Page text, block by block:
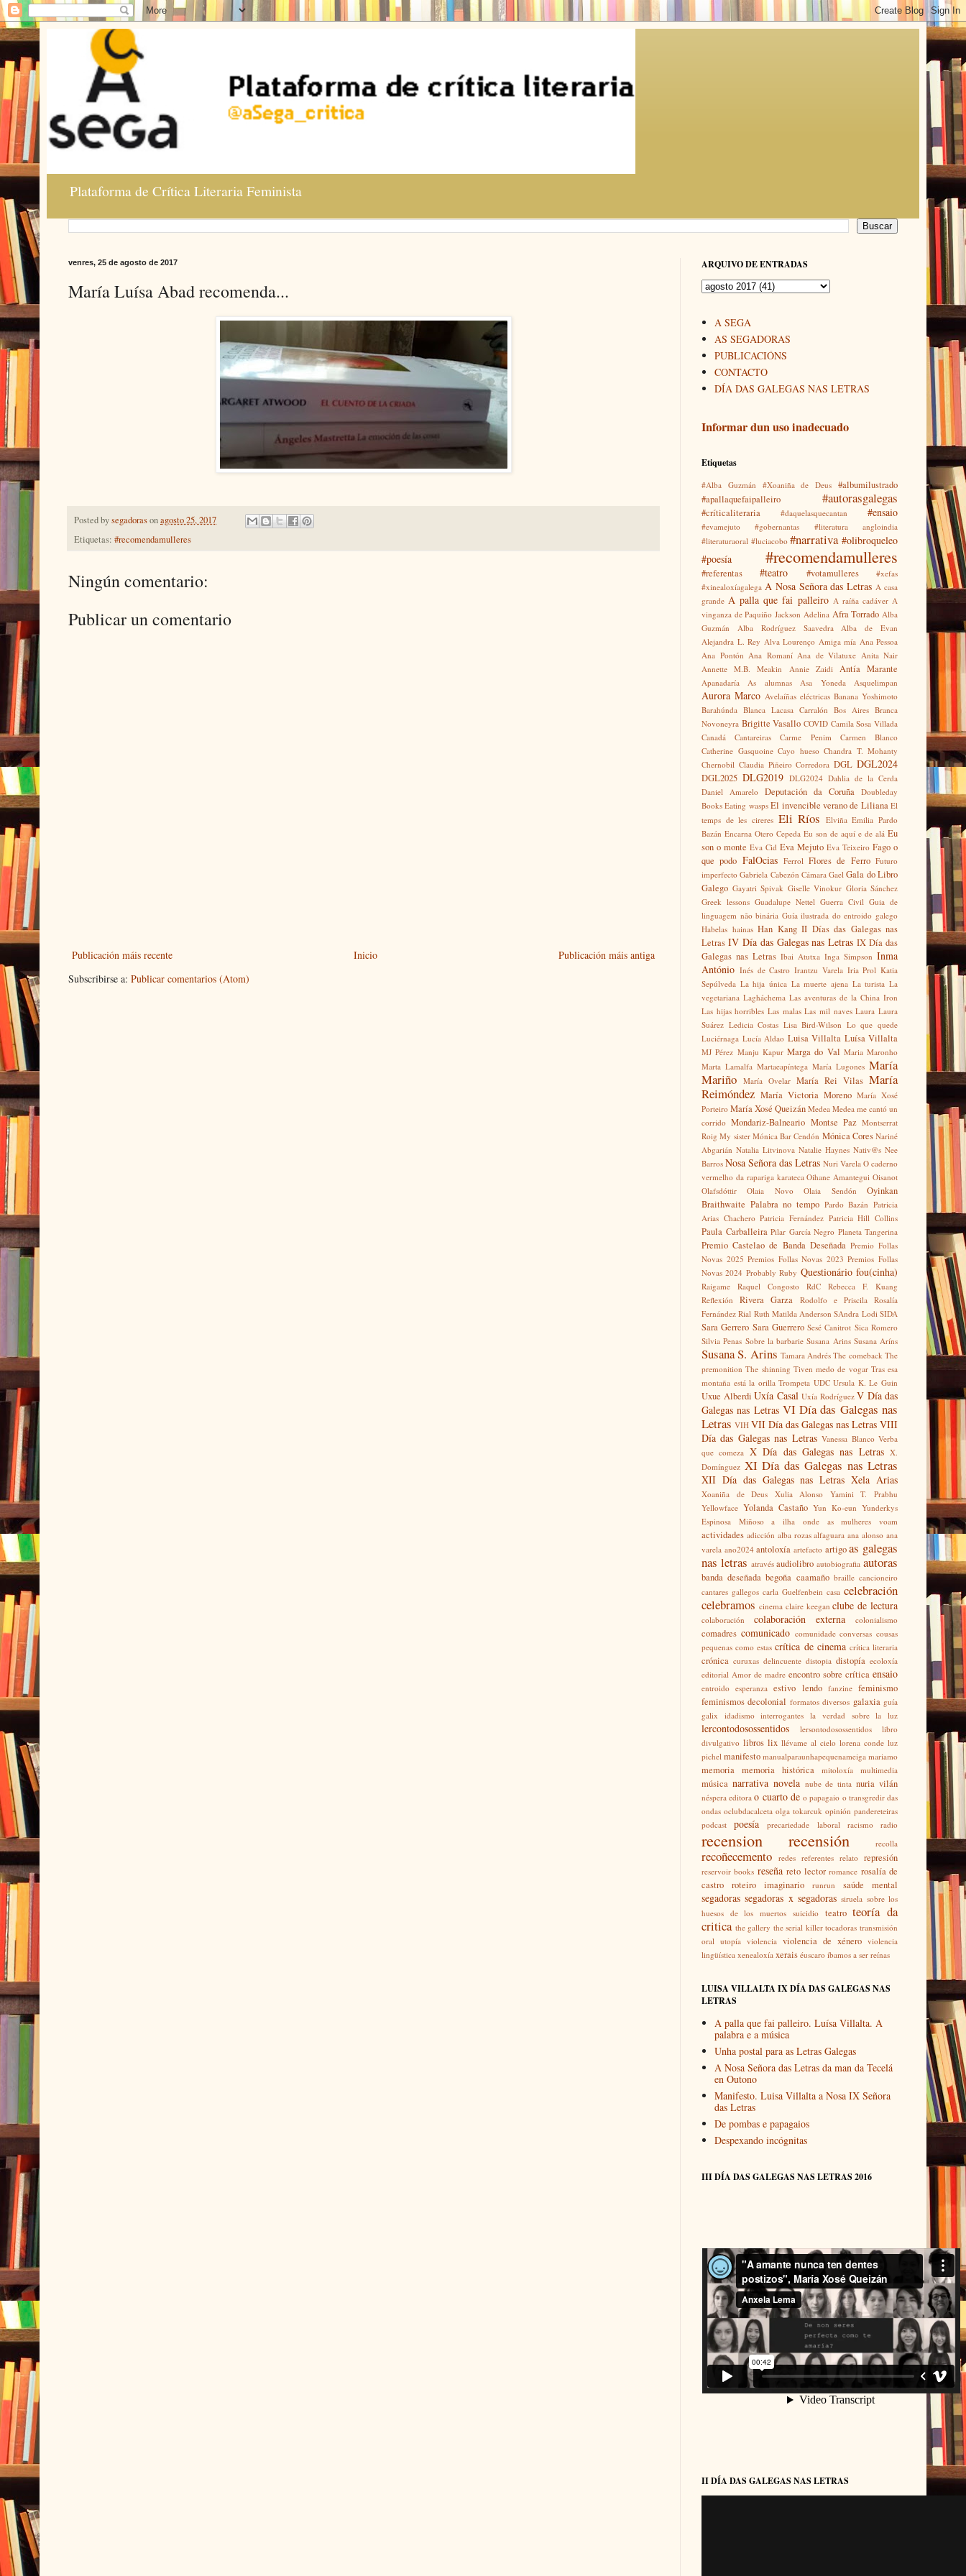
Plataforma de Crítica Literaria Feminista
venres, 25 de agosto de 2017
María Luísa Abad recomenda...
Posted bysegadorasonagosto 25, 2017
Etiquetas: #recomendamulleres
Ningún comentario:
Publicar un comentario
Publicación máis recente Publicación máis antiga
Inicio
Subscribirse a: Publicar comentarios (Atom)
ARQUIVO DE ENTRADAS
A SEGA
AS SEGADORAS
PUBLICACIÓNS
CONTACTO
DÍA DAS GALEGAS NAS LETRAS
Informar dun uso inadecuado
Etiquetas
#Alba Guzmán #Xoaniña de Deus
#albumilustrado
#apallaquefaipalleiro
#autorasgalegas
#críticaliteraria #daquelasquecantan #ensaio
#evamejuto #gobernantas
#literatura angloindia
#literaturaoral #luciacobo #narrativa #olibroqueleo
#poesía
#recomendamulleres
#referentas #teatro #votamulleres
#xefas
#xinealoxíagalega A Nosa Señora das Letras A casa
grande A palla que fai palleiro A raíña cadáver A
vinganza de Paquiño Jackson Adelina Afra Torrado Alba
Guzmán
Alba Rodríguez Saavedra
Alba de Evan
Alejandra L. Rey Alva Lourenço Amiga mía Ana Pessoa
Ana Pontón Ana Romaní Ana de Vilatuxe Anita Nair
Annette M.B. Meakin
Annie Zaidi Antía Marante
Apanadaría As alumnas Asa Yoneda Asquelimpan
Aurora Marco Avelaíñas eléctricas Banana Yoshimoto
Barahúnda Blanca Lacasa Carralón Bos Aires Branca
Novoneyra Brigitte Vasallo COVID Camila Sosa Villada
Canadá
Cantareiras Carme Penim
Carmen Blanco
Catherine Gasquoine Cayo hueso Chandra T. Mohanty
Chernobil Claudia Piñeiro Corredora DGL DGL2024
DGL2025 DLG2019 DLG2024 Dahlia de la Cerda
Daniel Amarelo Deputación da Coruña Doubleday
Books Eating wasps El invencible verano de Liliana El
temps de les cireres Eli Ríos Elviña Emilia Pardo
Bazán Encarna Otero Cepeda Eu son de aquí e de alá Eu
son o monte Eva Cid Eva Mejuto Eva Teixeiro Fago o
que podo FalOcias Ferrol Flores de Ferro Futuro
imperfecto Gabriela Cabezón Cámara Gael Gala do Libro
Galego Gayatri Spivak Giselle Vinokur Gloria Sánchez
Greek lessons Guadalupe Nettel Guerra Civil Guia de
linguagem não binária Guía ilustrada do entroido galego
Habelas hainas Han Kang II Días das Galegas nas
Letras IV Día das Galegas nas Letras IX Día das
Galegas nas Letras Ibai Atutxa Inga Simpson Inma
António Inés de Castro Irantzu Varela Iria Prol Katia
Sepúlveda La hija única La muerte ajena La turista La
vegetariana Lagháchema Las aventuras de la China Iron
Las hijas horribles Las malas Las mil naves Laura Laura
Suárez Ledicia Costas Lisa Bird-Wilson Lo que quede
Luciérnaga Lucía Aldao Luisa Villalta Luísa Villalta
MJ Pérez Manju Kapur Marga do Val Maria Maronho
Marta Lamalfa Martaeapíntega María Lugones María
Mariño María Ovelar María Rei Vilas María
Reimóndez María Victoria Moreno María Xosé
Porteiro María Xosé Queizán Medea Medea me cantó un
corrido Mondariz-Balneario Montse Paz Montserrat
Roig My sister Mónica Bar Cendón Mónica Cores Nariné
Abgarián Natalia Litvinova Natalie Haynes Nativ@s Nee
Barros Nosa Señora das Letras Nuri Varela O caderno
vermelho da rapariga karateca Oihane Amantegui Oisanot
Olafsdóttir
Olaia Novo Olaia Sendón
Oyinkan
Braithwaite Palabra no tempo Pardo Bazán Patricia
Arias Chachero Patricia Fernández Patricia Hill Collins
Paula Carballeira Pilar García Negro Planeta Tangerina
Premio Castelao de Banda Deseñada Premio Follas
Novas 2025 Premios Follas Novas 2023 Premios Follas
Novas 2024 Probably Ruby Questionário fou(cinha)
Raigame Raquel Congosto RdC
Rebecca F. Kuang
Reflexión
Rivera Garza Rodolfo e Priscila
Rosalía
Fernández Rial Ruth Matilda Anderson SAndra Lodi SIDA
Sara Gerrero Sara Guerrero Sesé Canitrot Sica Romero
Silvia Penas Sobre la barbarie Susana Arins Susana Aríns
Susana S. Arins Tamara Andrés The comeback The
premonition The shinning Tiven medo de vogar Tras esa
montaña está la orilla Trompeta UDC Ursula K. Le Guin
Uxue Alberdi Uxía Casal Uxía Rodríguez V Día das
Galegas nas Letras VI Día das Galegas nas
Letras VIH VII Día das Galegas nas Letras VIII
Día das Galegas nas Letras Vanessa Blanco Verba
que comeza X Día das Galegas nas Letras X.
Domínguez XI Día das Galegas nas Letras
XII Día das Galegas nas Letras Xela Arias
Xoaniña de Deus Xulia Alonso
Yamini T. Prabhu
Yellowface Yolanda Castaño Yun Ko-eun Yunderkys
Espinosa Miñoso
a ilha onde as mulheres voam
actividades adicción alba rozas alfaguara ana alonso ana
varela ano2024 antoloxía artefacto artigo as galegas
nas letras através audiolibro autobiografia autoras
banda deseñada begoña caamaño braille cancioneiro
cantares gallegos carla Guelfenbein casa celebración
celebramos cinema claire keegan clube de lectura
colaboración colaboración externa colonialismo
comadres comunicado comunidade conversas cousas
pequenas como estas crítica de cinema crítica literaria
crónica curuxas delincuente distopia distopía ecoloxía
editorial Amor de madre encontro sobre crítica ensaio
entroido esperanza estivo lendo fanzine feminismo
feminismos decolonial formatos diversos galaxia guía
galix
idadismo interrogantes la verdad sobre la luz
lercontodosossentidos lersontodosossentidos
libro
divulgativo libros lix llévame al cielo lorena conde luz
pichel manifesto manualparaunhapequenameiga mariamo
memoria memoria histórica mitoloxía multimedia
música narrativa novela nube de tinta nuria vilán
néspera editora o cuarto de o papagaio o transgredir das
ondas oclubdacalceta olga tokarcuk opinión pandereteiras
podcast
poesía precariedade laboral racismo radio
recension recensión recolla
recoñecemento redes referentes relato represión
reservoir books reseña reto lector romance rosalía de
castro
roteiro imaginario runrun saúde mental
segadoras segadoras x segadoras siruela sobre los
huesos de los muertos suicidio teatro teoría da
critica the gallery the serial killer tocadoras transmisión
oral utopía violencia violencia de xénero violencia
lingüística xenealoxía xerais éuscaro íbamos a ser reínas
LUISA VILLALTA IX DÍA DAS GALEGAS NAS
LETRAS
A palla que fai palleiro. Luísa Villalta. A
palabra e a música
Unha postal para as Letras Galegas
A Nosa Señora das Letras da man da Tecelá
en Outono
Manifesto. Luisa Villalta a Nosa IX Señora
das Letras
De pombas e papagaios
Despexando incógnitas
III DÍA DAS GALEGAS NAS LETRAS 2016
II DÍA DAS GALEGAS NAS LETRAS